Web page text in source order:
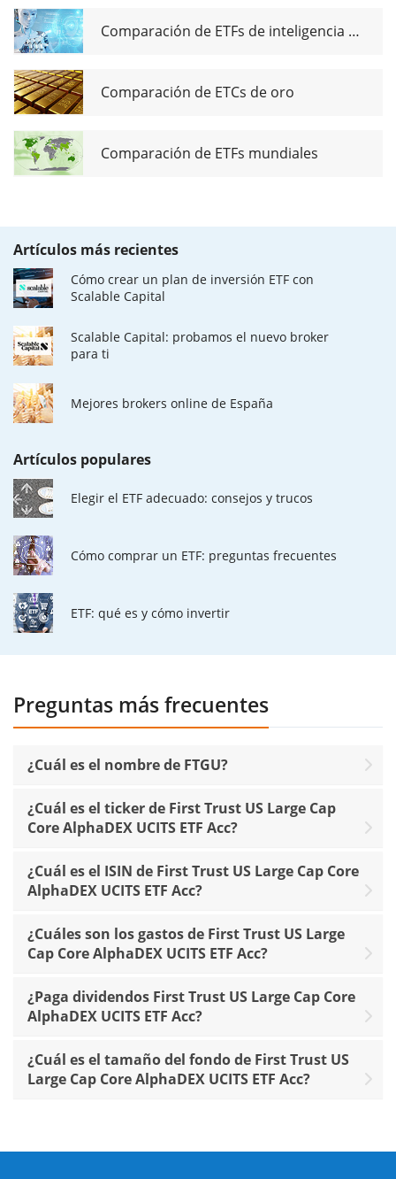
Comparación de ETFs de inteligencia artificial
Comparación de ETCs de oro
Comparación de ETFs mundiales
Artículos más recientes
Cómo crear un plan de inversión ETF con
Scalable Capital
Scalable Capital: probamos el nuevo broker
para ti
Mejores brokers online de España
Artículos populares
Elegir el ETF adecuado: consejos y trucos
Cómo comprar un ETF: preguntas frecuentes
ETF: qué es y cómo invertir
Preguntas más frecuentes
¿Cuál es el nombre de FTGU?
¿Cuál es el ticker de First Trust US Large Cap
Core AlphaDEX UCITS ETF Acc?
¿Cuál es el ISIN de First Trust US Large Cap Core
AlphaDEX UCITS ETF Acc?
¿Cuáles son los gastos de First Trust US Large
Cap Core AlphaDEX UCITS ETF Acc?
¿Paga dividendos First Trust US Large Cap Core
AlphaDEX UCITS ETF Acc?
¿Cuál es el tamaño del fondo de First Trust US
Large Cap Core AlphaDEX UCITS ETF Acc?